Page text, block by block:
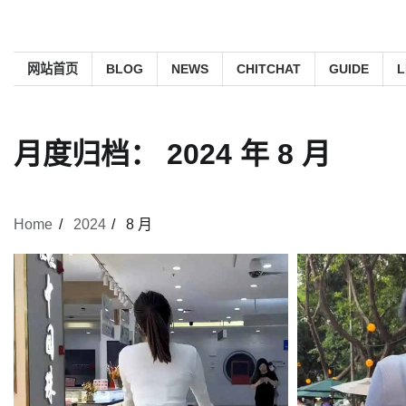
网站首页 BLOG NEWS CHITCHAT GUIDE
月度归档： 2024 年 8 月
Home 2024 8 月